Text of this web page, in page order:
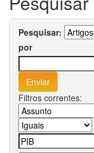
Pesquisar:
por
Filtros correntes: